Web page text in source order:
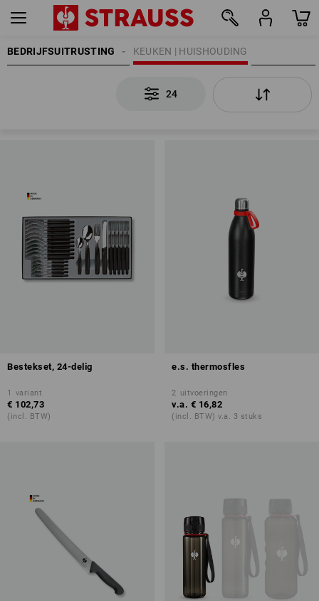
BEDRIJFSUITRUSTING KEUKEN | HUISHOUDING
24
Bestekset, 24-delig
1 variant
€ 102,73
(incl. BTW)
e.s. thermosfles
2 uitvoeringen
v.a. € 16,82
(incl. BTW) v.a. 3 stuks